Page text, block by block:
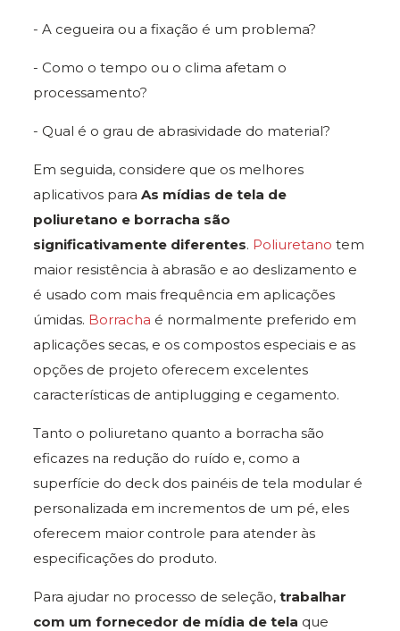
- A cegueira ou a fixação é um problema?
- Como o tempo ou o clima afetam o
processamento?
- Qual é o grau de abrasividade do material?
Em seguida, considere que os melhores
aplicativos para As mídias de tela de
poliuretano e borracha são
significativamente diferentes. Poliuretano tem
maior resistência à abrasão e ao deslizamento e
é usado com mais frequência em aplicações
úmidas. Borracha é normalmente preferido em
aplicações secas, e os compostos especiais e as
opções de projeto oferecem excelentes
características de antiplugging e cegamento.
Tanto o poliuretano quanto a borracha são
eficazes na redução do ruído e, como a
superfície do deck dos painéis de tela modular é
personalizada em incrementos de um pé, eles
oferecem maior controle para atender às
especificações do produto.
Para ajudar no processo de seleção, trabalhar
com um fornecedor de mídia de tela que